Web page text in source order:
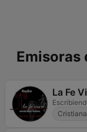
Emisoras
La Fe
Cristiana